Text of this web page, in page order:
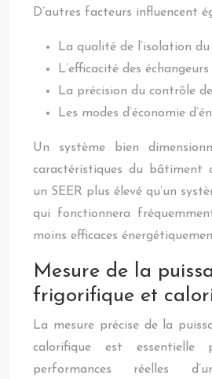
D’autres facteurs influencent
La qualité de l’isolation
L’efficacité des
La précision du contrôle
Les modes d’économie
Un système bien
caractéristiques du bâtiment
un SEER plus élevé qu’un
qui fonctionnera
moins efficaces
Mesure de la
frigorifique et
La mesure précise de la
calorifique est essentielle
performances réelles